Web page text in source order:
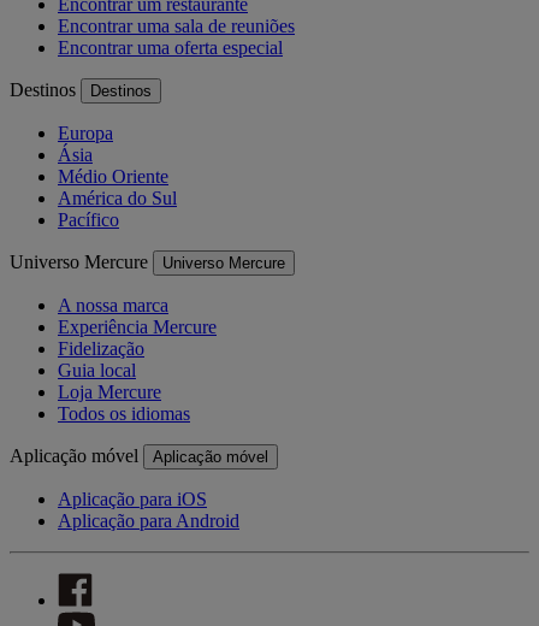
Encontrar um restaurante
Encontrar uma sala de reuniões
Encontrar uma oferta especial
Destinos Destinos
Europa
Ásia
Médio Oriente
América do Sul
Pacífico
Universo Mercure Universo Mercure
A nossa marca
Experiência Mercure
Fidelização
Guia local
Loja Mercure
Todos os idiomas
Aplicação móvel Aplicação móvel
Aplicação para iOS
Aplicação para Android